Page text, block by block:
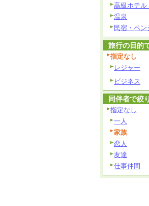
高級ホテル
温泉
民宿・ペン
旅行の目的
指定なし
レジャー
ビジネス
同伴者で絞
指定なし
一人
家族
恋人
友達
仕事仲間